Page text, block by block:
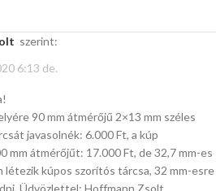
szerint:
6:13 de.
90 mm átmérőjű 2×13 mm széles
javasolnék: 6.000 Ft, a kúp
mm átmérőjűt: 17.000 Ft, de 32,7 mm-es
létezik kúpos szorítós tárcsa, 32 mm-esre
Üdvözlettel: Hoffmann Zsolt